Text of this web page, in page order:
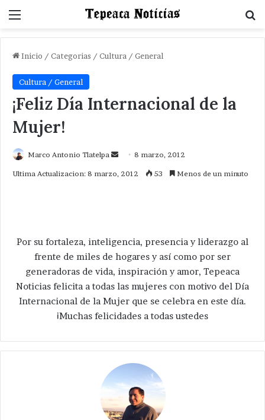
Menu
Inicio / Categorias / Cultura / General
Cultura / General
¡Feliz Día Internacional de la
Mujer!
Marco Antonio Tlatelpa
Send 8 marzo, 2012
Ultima Actualizacion: 8 marzo, 2012 53 Menos de un minuto
Por su fortaleza, inteligencia, presencia y liderazgo al
frente de miles de hogares y así como por ser
generadoras de vida, inspiración y amor, Tepeaca
Noticias felicita a todas las mujeres con motivo del Día
Internacional de la Mujer que se celebra en este día.
¡Muchas felicidades a todas ustedes